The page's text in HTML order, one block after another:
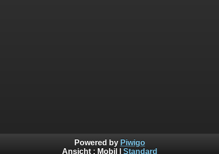
Powered by Piwigo
Ansicht : Mobil Standard